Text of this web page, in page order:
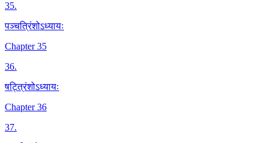
35.
पञ्चत्रिंशोऽध्यायः
Chapter 35
36.
षट्त्रिंशोऽध्यायः
Chapter 36
37.